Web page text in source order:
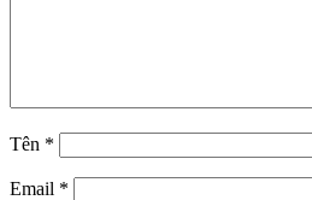
Tên *
Email *